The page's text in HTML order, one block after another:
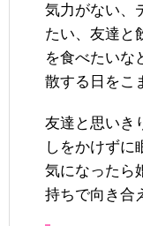
気力がない、
たい、友達と
を食べたいな
散する日をこ
友達と思いき
しをかけずに
気になったら
持ちで向き合